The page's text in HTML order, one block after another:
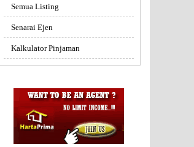
Semua Listing
Senarai Ejen
Kalkulator Pinjaman